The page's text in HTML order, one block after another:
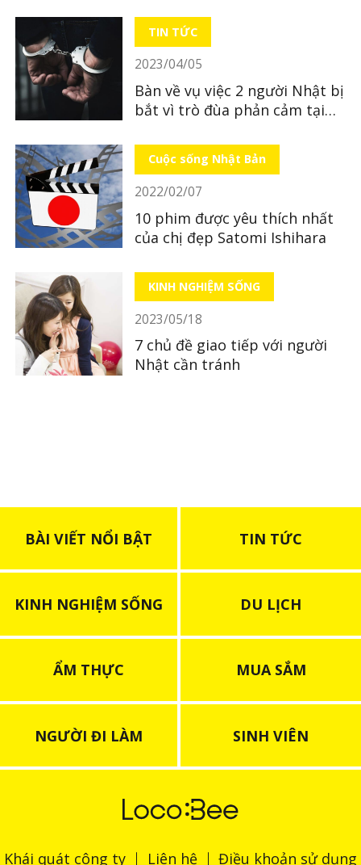
TIN TỨC
2023/04/05
Bàn về vụ việc 2 người Nhật bị
bắt vì trò đùa phản cảm tại
Cuộc sống Nhật Bản
2022/02/07
10 phim được yêu thích nhất
của chị đẹp Satomi Ishihara
KINH NGHIỆM SỐNG
2023/05/18
7 chủ đề giao tiếp với người
Nhật cần tránh
BÀI VIẾT NỔI BẬT TIN TỨC
KINH NGHIỆM SỐNG DU LỊCH
ẨM THỰC MUA SẮM
NGƯỜI ĐI LÀM SINH VIÊN
Khái quát công ty Liên hệ Điều khoản sử dụng